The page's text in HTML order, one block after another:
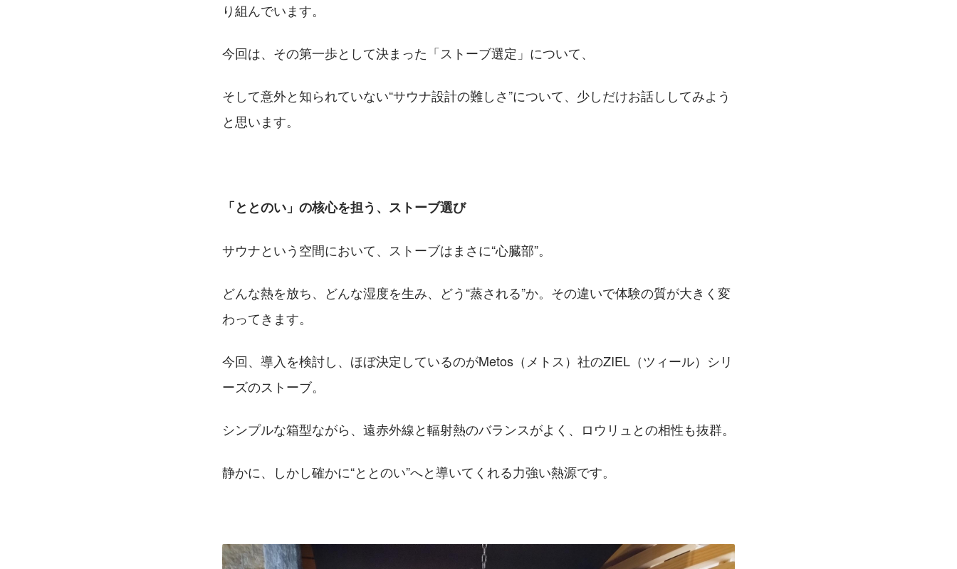
り組んでいます。
今回は、その第一歩として決まった「ストーブ選定」について、
そして意外と知られていない“サウナ設計の難しさ”について、少しだけお話ししてみよう
と思います。
「ととのい」の核心を担う、ストーブ選び
サウナという空間において、ストーブはまさに“心臓部”。
どんな熱を放ち、どんな湿度を生み、どう“蒸される”か。その違いで体験の質が大きく変
わってきます。
今回、導入を検討し、ほぼ決定しているのがMetos（メトス）社のZIEL（ツィール）シリ
ーズのストーブ。
シンプルな箱型ながら、遠赤外線と輻射熱のバランスがよく、ロウリュとの相性も抜群。
静かに、しかし確かに“ととのい”へと導いてくれる力強い熱源です。